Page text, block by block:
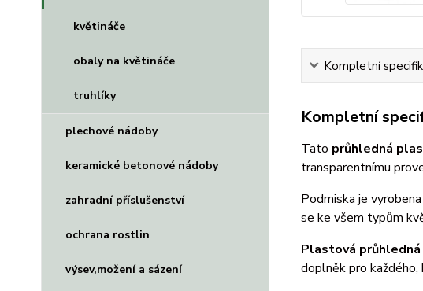
květináče
obaly na květináče
truhlíky
plechové nádoby
keramické betonové nádoby
zahradní příslušenství
ochrana rostlin
výsev,možení a sázení
Kompletní
Kompletní
Tato průhledná
transparentnímu
Podmiska je
se ke všem typům
Plastová
doplněk pro